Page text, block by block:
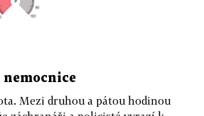
nemocnice
Mezi druhou a pátou hodinou